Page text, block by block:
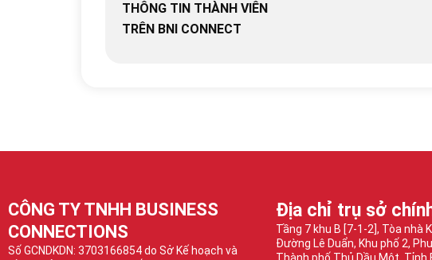
THÔNG TIN THÀNH VIÊN
TRÊN BNI CONNECT
CÔNG TY TNHH BUSINESS
CONNECTIONS
Số GCNDKDN: 3703166854 do Sở Kế hoạch và
Địa chỉ trụ sở
Tầng 7 khu B [7-1-2], Tòa nhà
Đường Lê Duẩn, Khu phố 2,